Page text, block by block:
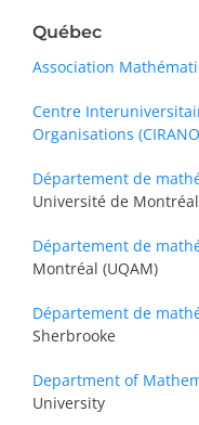
Québec
Association
Centre
Organisations
Département de
Université de Montréal
Département de
Montréal (UQAM)
Département de
Sherbrooke
Department of
University